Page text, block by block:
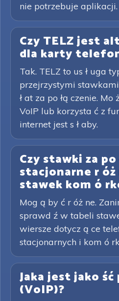
nie potrzebuje aplikacji.
Czy TELZ jest
dla karty
Tak. TELZ to us ł uga
przejrzystymi
ł at za po łą czenie.
VoIP lub korzysta ć z
internet jest s ł aby.
Czy stawki za po
stacjonarne r óż
stawek kom ó
Mog ą by ć r óż ne.
sprawd ź w tabeli
wiersze dotycz ą ce
stacjonarnych i kom ó
Jaka jest jako ść
(VoIP)?